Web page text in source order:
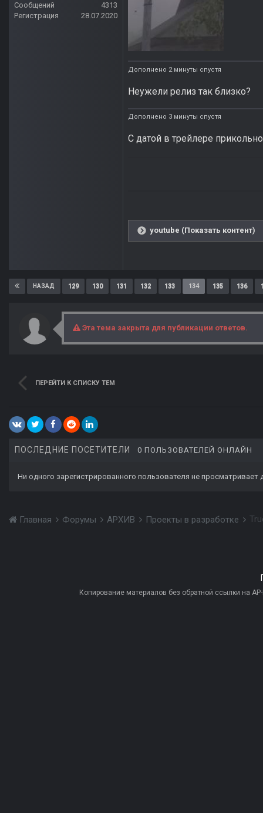
Сообщений
4313
Регистрация
28.07.2020
Дополнено 2 минуты спустя
Неужели релиз так близко?
Дополнено 3 минуты спустя
С датой в трейлере
youtube (Показать контент)
НАЗАД 129 130 131 132 133 134 135 136
Эта тема закрыта для публикации ответов.
ПЕРЕЙТИ К СПИСКУ ТЕМ
ПОСЛЕДНИЕ ПОСЕТИТЕЛИ 0 ПОЛЬЗОВАТЕЛЕЙ ОНЛАЙН
Ни одного зарегистрированного пользователя не просматривает
Главная Форумы АРХИВ Проекты в разработке
Копирование материалов без обратной ссылки на